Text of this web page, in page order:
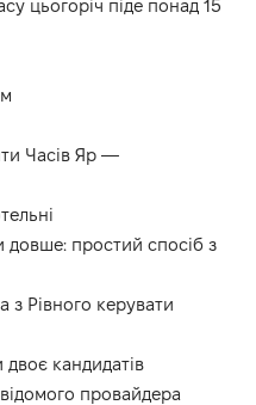
цьогоріч піде понад 15
Часів Яр —
довше: простий спосіб з
Рівного керувати
двоє кандидатів
провайдера